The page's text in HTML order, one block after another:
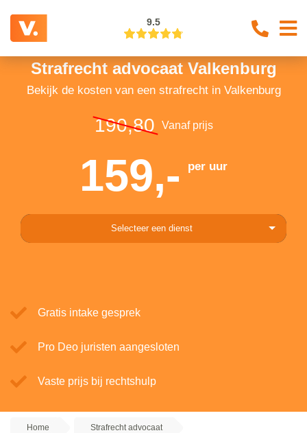
9.5
Strafrecht advocaat Valkenburg
Bekijk de kosten van een strafrecht in Valkenburg
190,80 Vanaf prijs
159,- per uur
Selecteer een dienst
Gratis intake gesprek
Pro Deo juristen aangesloten
Vaste prijs bij rechtshulp
Home Strafrecht advocaat